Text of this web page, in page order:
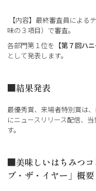
【内容】最終審査員による
味の３項目）で審査。
各部門第１位を 【第７回ハ
として発表します。
■結果発表
最優秀賞、来場者特別賞は、
にニュースリリース配信、
す。
■美味しいはちみつ
ブ・ザ・イヤー」概要